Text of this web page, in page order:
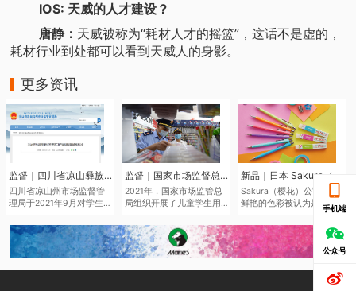
IOS: 天威的人才建设？
唐静： 天威被称为“耗材人才的摇篮”，这话不是虚的，
耗材行业到处都可以看到天威人的身影。
更多资讯
监督｜四川省凉山彝族自治州市场监督管理局于近日发布了2021年第二批产品质量监督抽查结果
四川省凉山州市场监督管
理局于2021年9月对学生文
儿童学生用品开展质量监
督抽查545批次。其中，儿
童学生用品监督抽查307批
监督｜国家市场监督总局通报儿童学生用品产品2021年抽查情况
2021年，国家市场监管总
局组织开展了儿童学生用
查，共抽查了2050家企业
生产的2186批次儿童学生
用品，涉及玩具、童车、
Sakura（樱花）公司鉴于
鲜艳的色彩被认为是2022
年的色彩趋势，该品牌现
在正在扩大其产品范围，
本次“Sakura Color
Products”新系列包括六种
和三种新的橡皮擦，每种
手机端
公众号